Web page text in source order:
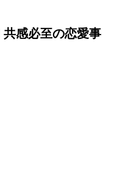
感必至の恋愛事